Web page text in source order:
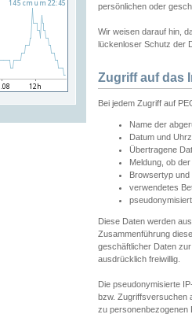
persönlichen oder
Wir weisen darauf hin,
lückenloser Schutz der
Zugriff auf das
Bei jedem Zugriff auf
Name der
Datum und
Übertragene
Meldung, ob
Browsertyp
verwendetes
Diese Daten werden
Zusammenführung
geschäftlicher Daten
ausdrücklich freiwillig.
Die pseudonymisierte
bzw. Zugriffsversuchen
zu personenbezogenen